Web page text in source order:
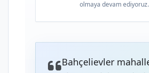
olmaya devam ediyoruz.
Bahçelievler